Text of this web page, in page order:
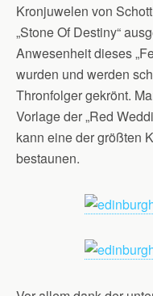
Kronjuwelen von
„Stone Of Destiny“
Anwesenheit dieses
wurden und werden
Thronfolger gekrönt.
Vorlage der „Red
kann eine der größten
bestaunen.